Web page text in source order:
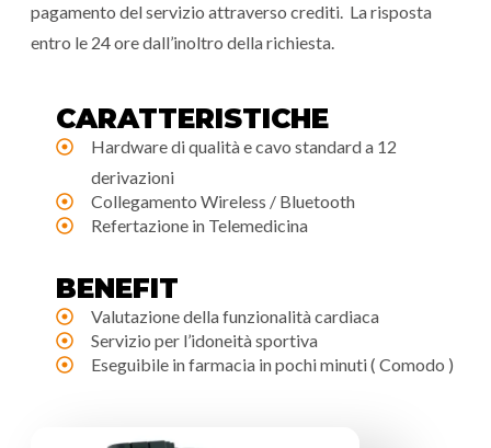
pagamento del servizio attraverso crediti. La risposta
entro le 24 ore dall’inoltro della richiesta.
CARATTERISTICHE
Hardware di qualità e cavo standard a 12
derivazioni
Collegamento Wireless / Bluetooth
Refertazione in Telemedicina
BENEFIT
Valutazione della funzionalità cardiaca
Servizio per l’idoneità sportiva
Eseguibile in farmacia in pochi minuti ( Comodo )